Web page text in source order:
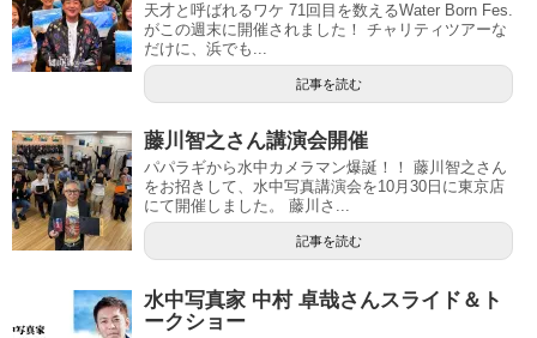
天才と呼ばれるワケ 71回目を数えるWater Born Fes.
がこの週末に開催されました！ チャリティツアーな
だけに、浜でも...
記事を読む
藤川智之さん講演会開催
パパラギから水中カメラマン爆誕！！ 藤川智之さん
をお招きして、水中写真講演会を10月30日に東京店
にて開催しました。 藤川さ...
記事を読む
水中写真家 中村 卓哉さんスライド＆ト
ークショー